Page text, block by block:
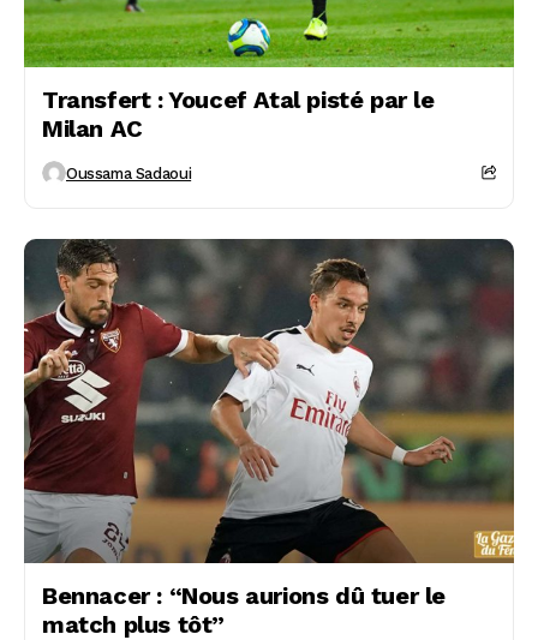
Transfert : Youcef Atal pisté par le
Milan AC
Oussama Sadaoui
Bennacer : “Nous aurions dû tuer le
match plus tôt”